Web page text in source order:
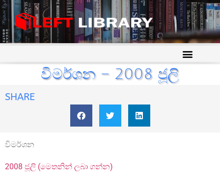
විමර්ශන – 2008 ජූලි
SHARE
විමර්ශන
2008 ජූලි (මෙතනින් ලබා ගන්න)